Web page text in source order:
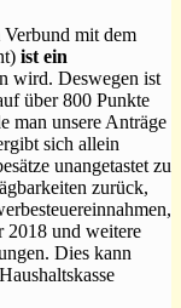
Verbund mit dem
ist ein
wird. Deswegen ist
über 800 Punkte
man unsere Anträge
sich allein
unangetastet zu
zurück,
2018 und weitere
Dies kann